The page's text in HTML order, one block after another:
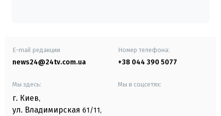
E-mail редакции
news24@24tv.com.ua
Номер телефона:
+38 044 390 5077
Мы здесь:
г. Киев,
ул. Владимирская 61/11,
Мы в соцсетях: